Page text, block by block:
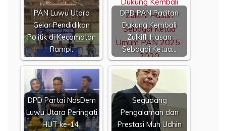
PAN Luwu Utara
Gelar Pendidikan
Politik di Kecamatan
Rampi.
DPD PAN Pacitan
Dukung Kembali
Zulkifli Hasan
Sebagai Ketua…
DPD Partai NasDem
Luwu Utara Peringati
HUT ke-14,
Segudang
Pengalaman dan
Prestasi Muh Udhin